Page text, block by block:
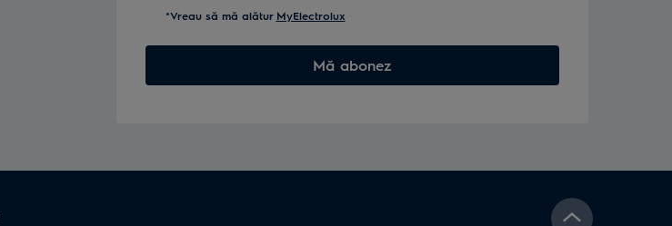
*Vreau să mă alătur MyElectrolux
Mă abonez